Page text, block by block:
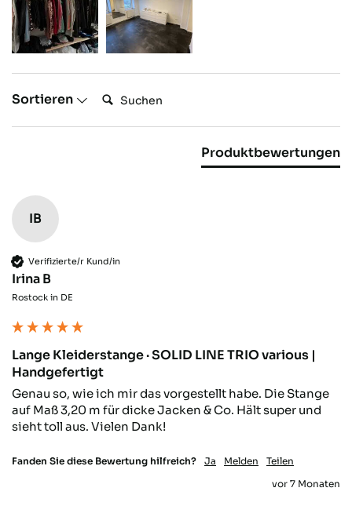
Sortieren Suchen:
Produktbewertungen
IB
Verifizierte/r Kund/in
Irina B
Rostock in DE
Lange Kleiderstange · SOLID LINE TRIO various |
Handgefertigt
Genau so, wie ich mir das vorgestellt habe. Die Stange
auf Maß 3,20 m für dicke Jacken & Co. Hält super und
sieht toll aus. Vielen Dank!
Fanden Sie diese Bewertung hilfreich? Ja Melden
Teilen
vor 7 Monaten